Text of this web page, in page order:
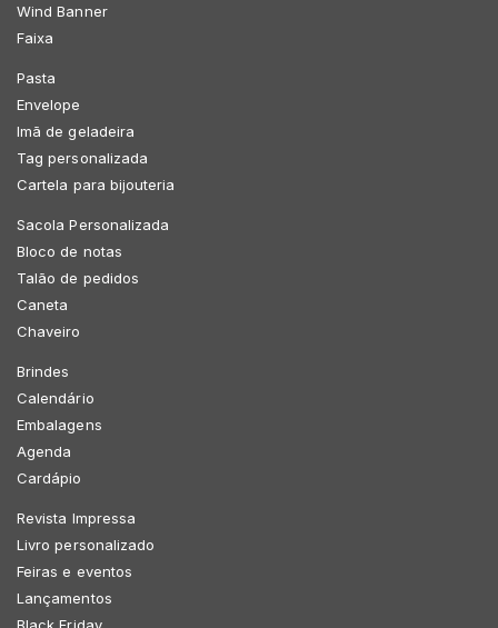
Wind Banner
Faixa
Pasta
Envelope
Imã de geladeira
Tag personalizada
Cartela para bijouteria
Sacola Personalizada
Bloco de notas
Talão de pedidos
Caneta
Chaveiro
Brindes
Calendário
Embalagens
Agenda
Cardápio
Revista Impressa
Livro personalizado
Feiras e eventos
Lançamentos
Black Friday